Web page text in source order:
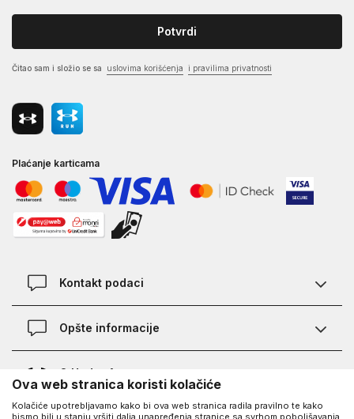
Potvrdi
Čitao sam i složio se sa uslovima korišćenja i pravilima privatnosti
Plaćanje karticama
Kontakt podaci
Kontakt
Opšte informacije
Provjera statusa porudžbine
Najčešća pitanja
O Under Armour-u
O nama - priča o UA
Ova web stranica koristi kolačiće
Kolačiće upotrebljavamo kako bi ova web stranica radila pravilno te kako
bismo bili u stanju vršiti dalja unapređenja stranice sa svrhom poboljšavanja